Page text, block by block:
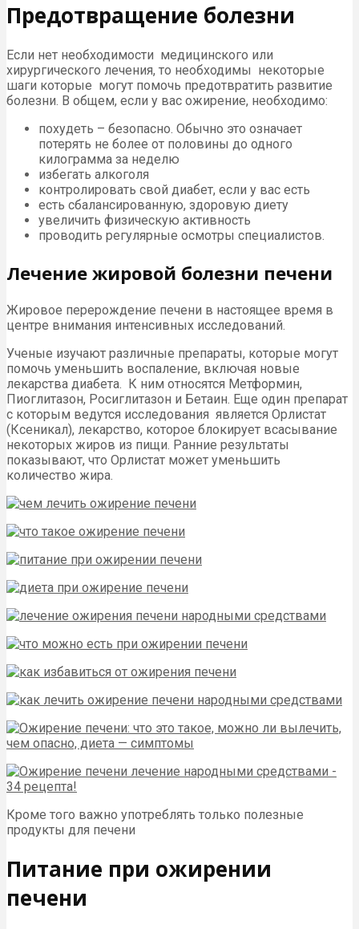
Предотвращение болезни
Если нет необходимости медицинского или
хирургического лечения, то необходимы некоторые
шаги которые могут помочь предотвратить развитие
болезни. В общем, если у вас ожирение, необходимо:
похудеть – безопасно. Обычно это означает
потерять не более от половины до одного
килограмма за неделю
избегать алкоголя
контролировать свой диабет, если у вас есть
есть сбалансированную, здоровую диету
увеличить физическую активность
проводить регулярные осмотры специалистов.
Лечение жировой болезни печени
Жировое перерождение печени в настоящее время в
центре внимания интенсивных исследований.
Ученые изучают различные препараты, которые могут
помочь уменьшить воспаление, включая новые
лекарства диабета. К ним относятся Метформин,
Пиоглитазон, Росиглитазон и Бетаин. Еще один препарат
с которым ведутся исследования является Орлистат
(Ксеникал), лекарство, которое блокирует всасывание
некоторых жиров из пищи. Ранние результаты
показывают, что Орлистат может уменьшить
количество жира.
Кроме того важно употреблять только полезные
продукты для печени
Питание при ожирении
печени